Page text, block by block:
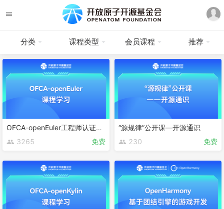
分类 课程类型 会员课程 推荐
OFCA-openEuler工程师认证课程
3265
免费
“源规律”公开课—开源通识
230
免费